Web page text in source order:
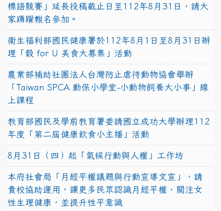
標語競賽」延長投稿截止日至112年8月31日，請大
家踴躍報名參加。
衛生福利部國民健康署於112年8月1日至8月31日辦
理「穀 for U 美食大募集」活動
農業部補助社團法人台灣防止虐待動物協會舉辦
「Taiwan SPCA 動保小學堂-小動物飼養大小事」線
上課程
教育部國民及學前教育署委請國立成功大學辦理112
年度「第二屆健康飲食小主播」活動
8月31日（四）起「氣候行動與人權」工作坊
本府社會局「月經平權議題與行動宣導文宣」，請
貴校協助運用，讓更多民眾認識月經平權，關注女
性生理健康，並提升性平意識